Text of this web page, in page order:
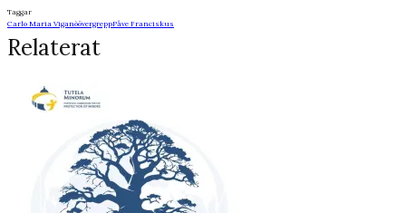
Taggar
Carlo Maria ViganòövergreppPåve Franciskus
Relaterat